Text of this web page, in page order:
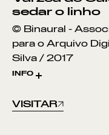
ESTEVA
JUNÇA
JUNCO
sedar o linho
© Binaural -
para o Arquivo
Silva / 2017
INFO
VISITAR